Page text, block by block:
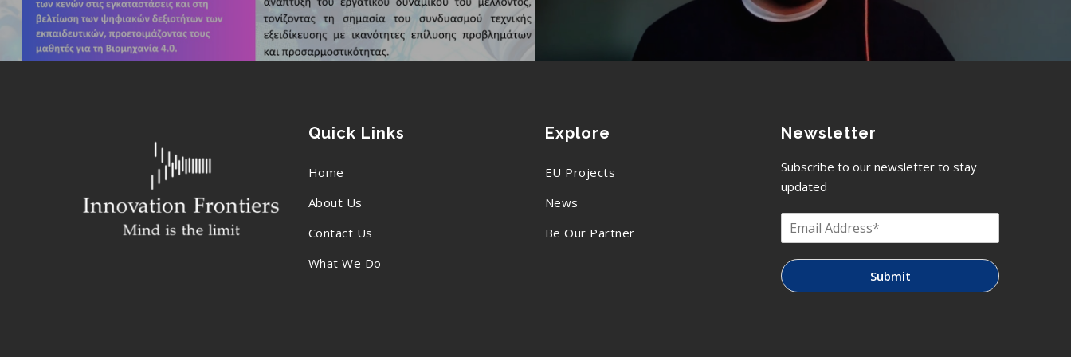
Quick Links
Home
About Us
Contact Us
What We Do
Explore
EU Projects
News
Be Our Partner
Newsletter
Subscribe to our newsletter to stay
updated
Submit